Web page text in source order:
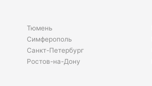
Тюмень
Симферополь
Санкт-Петербург
Ростов-на-Дону